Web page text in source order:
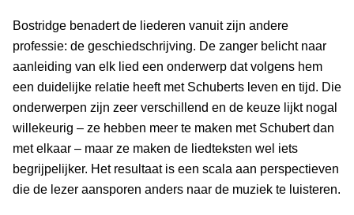
Bostridge benadert de liederen vanuit zijn andere
professie: de geschiedschrijving. De zanger belicht naar
aanleiding van elk lied een onderwerp dat volgens hem
een duidelijke relatie heeft met Schuberts leven en tijd. Die
onderwerpen zijn zeer verschillend en de keuze lijkt nogal
willekeurig – ze hebben meer te maken met Schubert dan
met elkaar – maar ze maken de liedteksten wel iets
begrijpelijker. Het resultaat is een scala aan perspectieven
die de lezer aansporen anders naar de muziek te luisteren.